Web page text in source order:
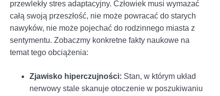
przewlekły stres adaptacyjny. Człowiek musi wymazać
całą swoją przeszłość, nie może powracać do starych
nawyków, nie może pojechać do rodzinnego miasta z
sentymentu. Zobaczmy konkretne fakty naukowe na
temat tego obciążenia:
Zjawisko hiperczujności: Stan, w którym układ
nerwowy stale skanuje otoczenie w poszukiwaniu